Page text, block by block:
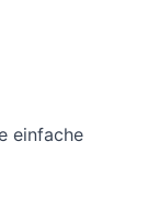
einfache